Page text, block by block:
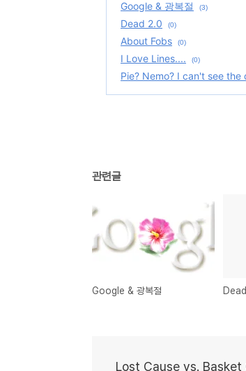
Google & 광복절 (3)
Dead 2.0 (0)
About Fobs (0)
I Love Lines.... (0)
Pie? Nemo? I can't see the
관련글
Google & 광복절
Lost Cause vs. Basket